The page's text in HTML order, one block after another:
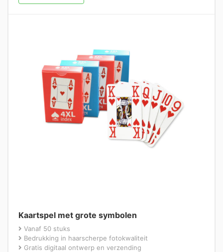
Kaartspel met grote symbolen
Vanaf 50 stuks
Bedrukking in haarscherpe fotokwaliteit
Gratis digitaal ontwerp en verzending